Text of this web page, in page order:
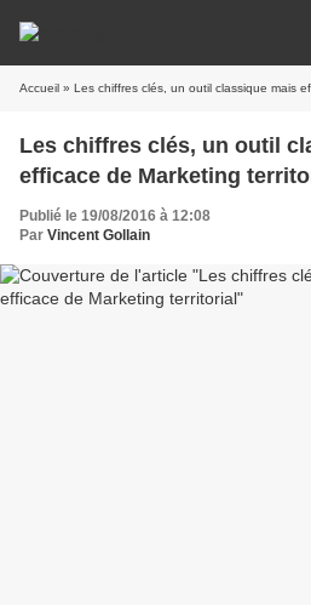
Accueil » Les chiffres clés, un outil classique mais
Les chiffres clés, un outil
efficace de Marketing
Publié le 19/08/2016 à 12:08
Par Vincent Gollain